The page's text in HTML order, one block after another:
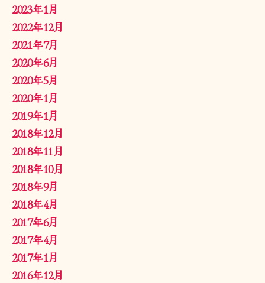
2023年1月
2022年12月
2021年7月
2020年6月
2020年5月
2020年1月
2019年1月
2018年12月
2018年11月
2018年10月
2018年9月
2018年4月
2017年6月
2017年4月
2017年1月
2016年12月